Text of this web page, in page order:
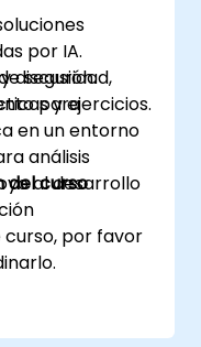
por IA.
seguridad,
para
análisis
al desarrollo
discusión.
y ejercicios.
en un entorno
del curso
por favor